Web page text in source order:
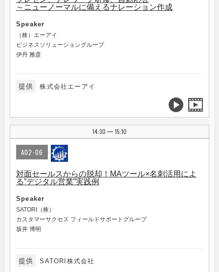
～ニューノーマルに備えるナレーション作成
Speaker
（株）エーアイ
ビジネスソリューショングループ
伊丹 雅彦
提供 株式会社エーアイ
14:30 | 15:10
A02-06
対面セールスからの脱却！MAツール×名刺活用によ
る”デジタル営業”実践例
Speaker
SATORI（株）
カスタマーサクセス フィールドサポートグループ
坂井 博明
提供 SATORI株式会社